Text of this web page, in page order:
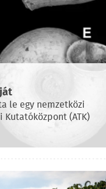
le egy nemzetközi
(ATK)